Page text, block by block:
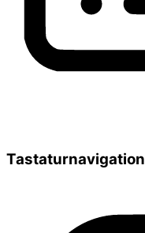
Tastaturnavigation